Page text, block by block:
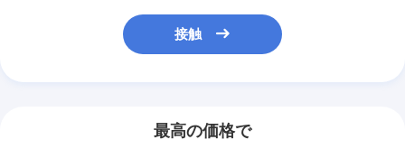
接触
最高の価格で